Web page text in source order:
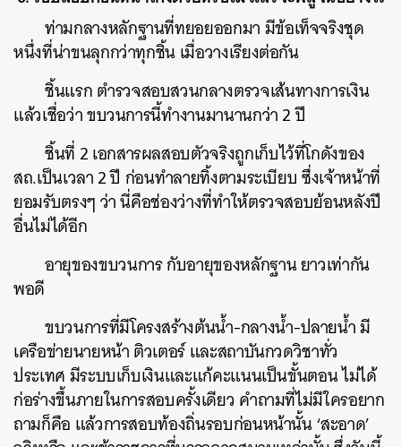
ท่ามกลางหลักฐานที่ทยอยออกมา มีข้อเท็จจริงชุด
หนึ่งที่น่าขนลุกกว่าทุกชิ้น เมื่อวางเรียงต่อกัน
ชิ้นแรก ตำรวจสอบสวนกลางตรวจเส้นทางการเงิน
แล้วเชื่อว่า ขบวนการนี้ทำงานมานานกว่า 2 ปี
ชิ้นที่ 2 เอกสารผลสอบตัวจริงถูกเก็บไว้ที่โกดังของ
สถ.เป็นเวลา 2 ปี ก่อนทำลายทิ้งตามระเบียบ ซึ่งเจ้าหน้าที่
ยอมรับตรงๆ ว่า นี่คือช่องว่างที่ทำให้ตรวจสอบย้อนหลังปี
อื่นไม่ได้อีก
อายุของขบวนการ กับอายุของหลักฐาน ยาวเท่ากัน
พอดี
ขบวนการที่มีโครงสร้างต้นน้ำ-กลางน้ำ-ปลายน้ำ มี
เครือข่ายนายหน้า ติวเตอร์ และสถาบันกวดวิชาทั่ว
ประเทศ มีระบบเก็บเงินและแก้คะแนนเป็นขั้นตอน ไม่ได้
ก่อร่างขึ้นภายในการสอบครั้งเดียว คำถามที่ไม่มีใครอยาก
ถามก็คือ แล้วการสอบท้องถิ่นรอบก่อนหน้านั้น ‘สะอาด’